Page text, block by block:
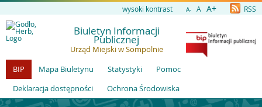
wysoki kontrast A- A A+ RSS
Biuletyn Informacji
Publicznej
Urząd Miejski w Sompolnie
BIP
Mapa Biuletynu Statystyki
Pomoc
Deklaracja dostępności
Ochrona Środowiska